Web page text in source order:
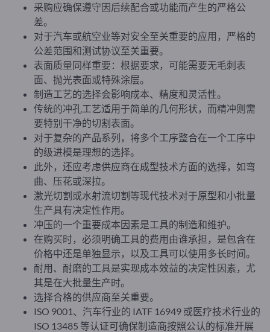
采购应确保遵守因后续配合或功能而产生的严格公
差。
对于汽车或航空业等对安全至关重要的应用，严格的
公差范围和测试协议至关重要。
表面质量同样重要：根据要求，可能需要无毛刺表
面、抛光表面或特殊涂层。
制造工艺的选择会影响成本、精度和灵活性。
传统的冲孔工艺适用于简单的几何形状，而精冲则需
要特别干净的切割表面。
对于复杂的产品系列，将多个工序整合在一个工序中
的级进模是理想的选择。
此外，还应考虑供应商在成型技术方面的选择，如弯
曲、压花或深拉。
激光切割或水射流切割等现代技术对于原型和小批量
生产具有决定性作用。
冲压的一个重要成本因素是工具的制造和维护。
在购买时，必须明确工具的费用由谁承担，是包含在
价格中还是单独显示，以及工具可以使用多长时间。
耐用、耐磨的工具是实现成本效益的决定性因素，尤
其是在大批量生产时。
选择合格的供应商至关重要。
ISO 9001、汽车行业的 IATF 16949 或医疗技术行业的
ISO 13485 等认证可确保制造商按照公认的标准开展